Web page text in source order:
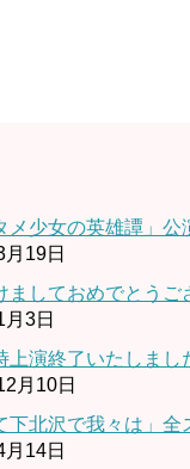
メ少女の英雄譚」公
19日
ましておめでとうご
3日
上演終了いたしまし
月10日
下北沢で我々は」全
14日